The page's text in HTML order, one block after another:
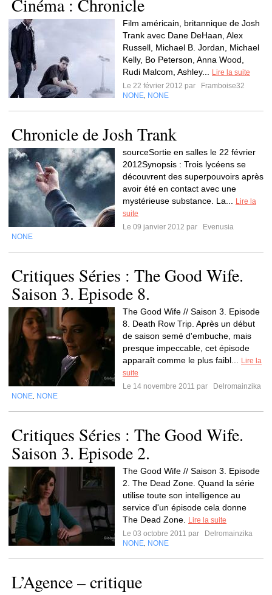
Cinéma : Chronicle
Film américain, britannique de Josh
Trank avec Dane DeHaan, Alex
Russell, Michael B. Jordan, Michael
Kelly, Bo Peterson, Anna Wood,
Rudi Malcom, Ashley...
Lire la suite
Le 22 février 2012 par
Framboise32
NONE NONE
Chronicle de Josh Trank
sourceSortie en salles le 22 février
2012Synopsis : Trois lycéens se
découvrent des superpouvoirs après
avoir été en contact avec une
mystérieuse substance. La...
Lire la
suite
Le 09 janvier 2012 par
Evenusia
NONE
Critiques Séries : The Good Wife.
Saison 3. Episode 8.
The Good Wife // Saison 3. Episode
8. Death Row Trip. Après un début
de saison semé d'embuche, mais
presque impeccable, cet épisode
apparaît comme le plus faibl...
Lire la
suite
Le 14 novembre 2011 par
Delromainzika
NONE NONE
Critiques Séries : The Good Wife.
Saison 3. Episode 2.
The Good Wife // Saison 3. Episode
2. The Dead Zone. Quand la série
utilise toute son intelligence au
service d'un épisode cela donne
The Dead Zone.
Lire la suite
Le 03 octobre 2011 par
Delromainzika
NONE NONE
L’Agence – critique